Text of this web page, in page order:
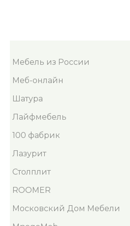
Мебель из России
Меб-онлайн
Шатура
Лайфмебель
100 фабрик
Лазурит
Столплит
ROOMER
Московский Дом Мебели